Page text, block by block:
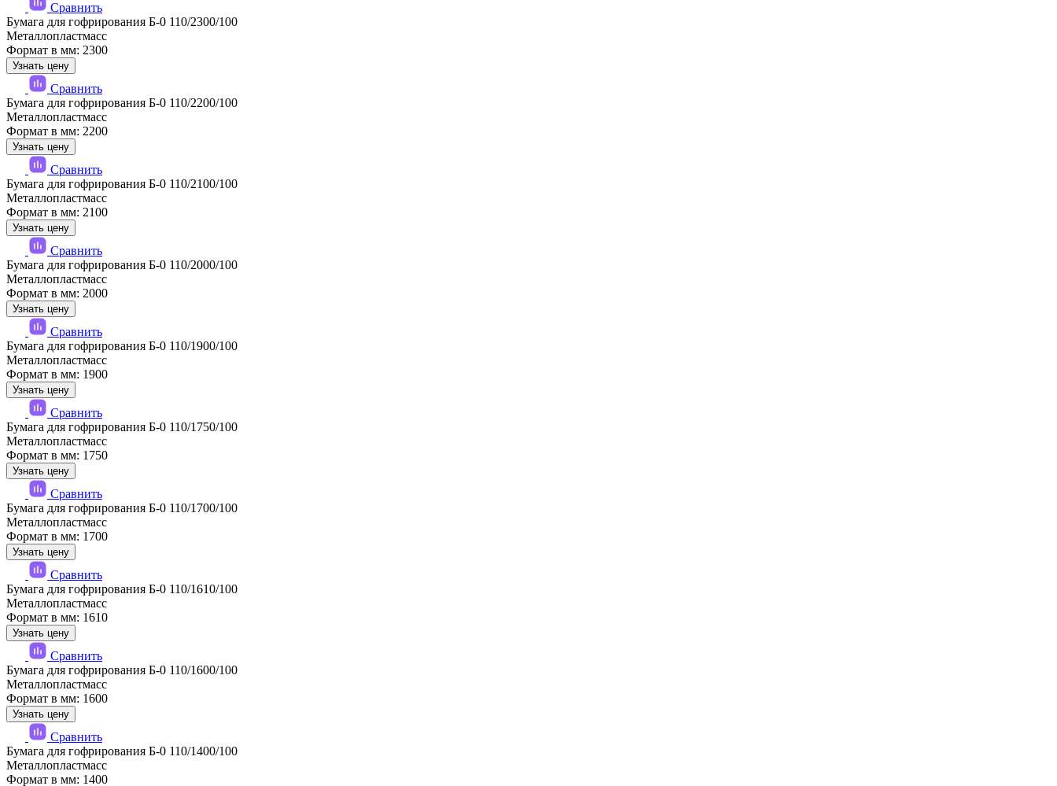
Сравнить
Бумага для гофрирования Б-0 110/2300/100
Металлопластмасс
Формат в мм: 2300
Узнать цену
Сравнить
Бумага для гофрирования Б-0 110/2200/100
Металлопластмасс
Формат в мм: 2200
Узнать цену
Сравнить
Бумага для гофрирования Б-0 110/2100/100
Металлопластмасс
Формат в мм: 2100
Узнать цену
Сравнить
Бумага для гофрирования Б-0 110/2000/100
Металлопластмасс
Формат в мм: 2000
Узнать цену
Сравнить
Бумага для гофрирования Б-0 110/1900/100
Металлопластмасс
Формат в мм: 1900
Узнать цену
Сравнить
Бумага для гофрирования Б-0 110/1750/100
Металлопластмасс
Формат в мм: 1750
Узнать цену
Сравнить
Бумага для гофрирования Б-0 110/1700/100
Металлопластмасс
Формат в мм: 1700
Узнать цену
Сравнить
Бумага для гофрирования Б-0 110/1610/100
Металлопластмасс
Формат в мм: 1610
Узнать цену
Сравнить
Бумага для гофрирования Б-0 110/1600/100
Металлопластмасс
Формат в мм: 1600
Узнать цену
Сравнить
Бумага для гофрирования Б-0 110/1400/100
Металлопластмасс
Формат в мм: 1400